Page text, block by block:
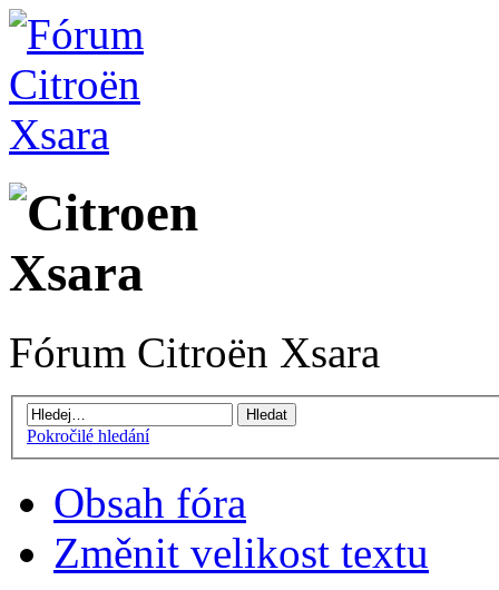
Fórum Citroën Xsara
Pokročilé hledání
Obsah fóra
Změnit velikost textu